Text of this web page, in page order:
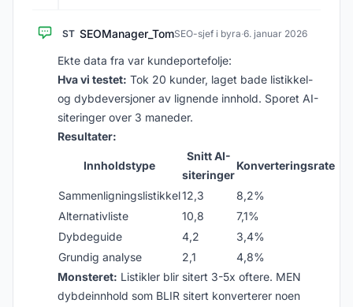
ST SEOManager_TomSEO-sjef i byra·6. januar 2026
Ekte data fra var kundeportefolje:
Hva vi testet: Tok 20 kunder, laget bade listikkel-
og dybdeversjoner av lignende innhold. Sporet AI-
siteringer over 3 maneder.
Resultater:
Innholdstype
Snitt AI-
siteringer
Konverteringsrate
Sammenligningslistikkel12,3
8,2%
Alternativliste
10,8
7,1%
Dybdeguide
4,2
3,4%
Grundig analyse
2,1
4,8%
Monsteret: Listikler blir sitert 3-5x oftere. MEN
dybdeinnhold som BLIR sitert konverterer noen